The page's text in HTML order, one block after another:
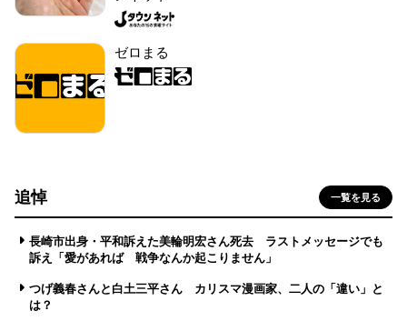
ゼロまる
追悼 一覧を見る
長崎市出身・平和訴えた美輪明宏さん死去 ラストメッセージでも
訴え「愛があれば 戦争なんか起こりません」
つげ義春さんと白土三平さん カリスマ漫画家、二人の「違い」と
は？